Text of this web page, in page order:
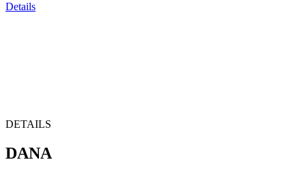
Details
DETAILS
DANA